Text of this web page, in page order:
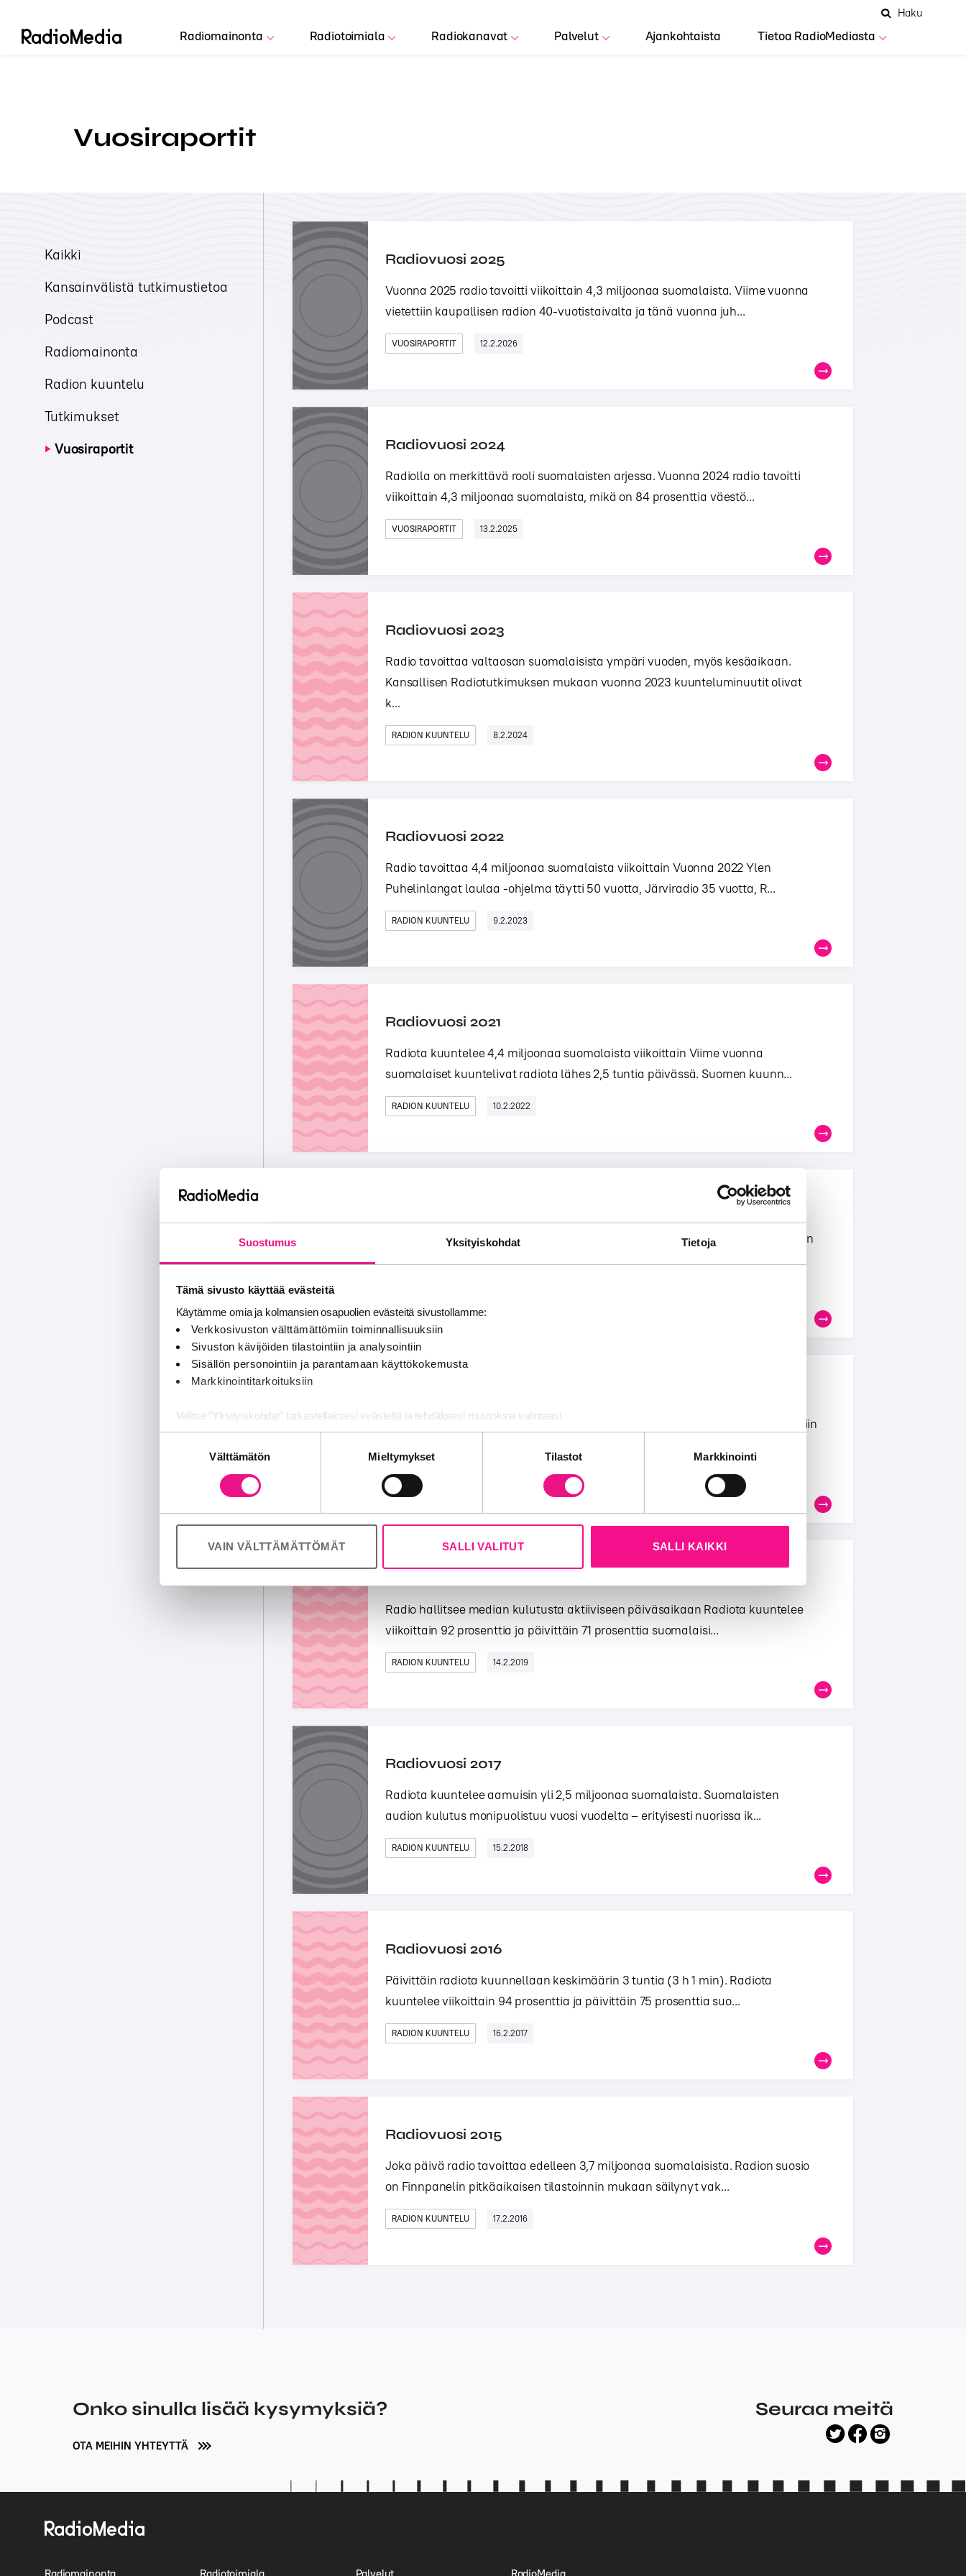
Suostumus Yksityiskohdat Tietoja
Tämä sivusto käyttää evästeitä
Käytämme omia ja kolmansien osapuolien evästeitä sivustollamme:
Verkkosivuston välttämättömiin toiminnallisuuksiin
Sivuston kävijöiden tilastointiin ja analysointiin
Sisällön personointiin ja parantamaan käyttökokemusta
Markkinointitarkoituksiin
Valitse "Yksityiskohdat" tarkastellaksesi evästeitä ja tehdäksesi muutoksia valintaasi.
Jaamme sosiaalisen median, mainosalan ja analytiikka-alan kumppaneillemme tietoja siitä, miten käytät sivustoamme.
palvelujaan (esim. Google).
Välttämätön Mieltymykset Tilastot Markkinointi
VAIN VÄLTTÄMÄTTÖMÄT SALLI VALITUT SALLI KAIKKI
Radiomainonta Radiotoimiala Radiokanavat Palvelut Ajankohtaista Tietoa RadioMediasta
AvaaHaku
Hae
Vuosiraportit
Kaikki
Kansainvälistä tutkimustietoa
Podcast
Radiomainonta
Radion kuuntelu
Tutkimukset
Vuosiraportit
Radiovuosi 2025
Vuonna 2025 radio tavoitti viikoittain 4,3 miljoonaa suomalaista. Viime vuonna
vietettiin kaupallisen radion 40-vuotistaivalta ja tänä vuonna juh...
VUOSIRAPORTIT 12.2.2026
Radiovuosi 2024
Radiolla on merkittävä rooli suomalaisten arjessa. Vuonna 2024 radio tavoitti
viikoittain 4,3 miljoonaa suomalaista, mikä on 84 prosenttia väestö...
VUOSIRAPORTIT 13.2.2025
Radiovuosi 2023
Radio tavoittaa valtaosan suomalaisista ympäri vuoden, myös kesäaikaan.
Kansallisen Radiotutkimuksen mukaan vuonna 2023 kuunteluminuutit olivat
k...
RADION KUUNTELU 8.2.2024
Radiovuosi 2022
Radio tavoittaa 4,4 miljoonaa suomalaista viikoittain Vuonna 2022 Ylen
Puhelinlangat laulaa -ohjelma täytti 50 vuotta, Järviradio 35 vuotta, R...
RADION KUUNTELU 9.2.2023
Radiovuosi 2021
Radiota kuuntelee 4,4 miljoonaa suomalaista viikoittain Viime vuonna
suomalaiset kuuntelivat radiota lähes 2,5 tuntia päivässä. Suomen kuunn...
RADION KUUNTELU 10.2.2022
Radionkuuntelu kotona lisääntyi Koronavuoden poikkeusajat vaikuttivat radion
Radion ääressä viihtyy päivittäin 3,4 miljoonaa suomalaista Radiota kuunneltiin
RADION KUUNTELU
Radio hallitsee median kulutusta aktiiviseen päiväsaikaan Radiota kuuntelee
viikoittain 92 prosenttia ja päivittäin 71 prosenttia suomalaisi...
RADION KUUNTELU 14.2.2019
Radiovuosi 2017
Radiota kuuntelee aamuisin yli 2,5 miljoonaa suomalaista. Suomalaisten
audion kulutus monipuolistuu vuosi vuodelta – erityisesti nuorissa ik...
RADION KUUNTELU 15.2.2018
Radiovuosi 2016
Päivittäin radiota kuunnellaan keskimäärin 3 tuntia (3 h 1 min). Radiota
kuuntelee viikoittain 94 prosenttia ja päivittäin 75 prosenttia suo...
RADION KUUNTELU 16.2.2017
Radiovuosi 2015
Joka päivä radio tavoittaa edelleen 3,7 miljoonaa suomalaisista. Radion suosio
on Finnpanelin pitkäaikaisen tilastoinnin mukaan säilynyt vak...
RADION KUUNTELU 17.2.2016
Onko sinulla lisää kysymyksiä?
OTA MEIHIN YHTEYTTÄ
Seuraa meitä
twitter
facebook
instagram